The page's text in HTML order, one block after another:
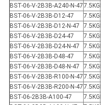
BST-06-V-2B3B-A240-N-477.5KG
BST-06-V-2B3B-D12-47
7.5KG
BST-06-V-2B3B-D12-N-47
7.5KG
BST-06-V-2B3B-D24-47
7.5KG
BST-06-V-2B3B-D24-N-47
7.5KG
BST-06-V-2B3B-D48-47
7.5KG
BST-06-V-2B3B-D48-N-47
7.5KG
BST-06-V-2B3B-R100-N-477.5KG
BST-06-V-2B3B-R200-N-477.5KG
BST-06-2B3B-A100-47
7.5KG